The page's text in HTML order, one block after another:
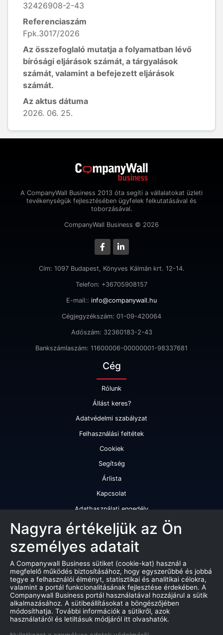
32426908-2-43
Referenciaszám
Fpk.3017/2026
Az összefoglaló mutatja a folyamatban lévő
bírósági eljárások számát, a tárgyalások
számát, valamint a befejezett eljárások
számát.
Az aktus dátuma
2026. 06. 25.
A CompanyWall Business 2013 óta segíti a vállalatokat üzleti
tevékenységük fejlesztésében ügyfelek felkutatásával és
toborzásával.
CompanyWall Business © 2026
Cím: 1097 Budapest, Könyves Kálmán krt. 12-14.
Telefon: +36705908157
E-mail:: info@companywall.hu
Cégjegyzékszám: 01-09-420064
Adószám: 32360183-2-43
Bankszámlaszám: 11600006-00000001-98337681
Cég
Rólunk
Állást keres?
Adatvédelmi szabályzat
Felhasználási feltétek
Cookiek
Segítség
Árlista
Kapcsolat
Adathasználati engedély
Szolgáltatásaink
Cégminősítés
Cégminősítési riport
Kiváló cégminősítési tanúsítvány
Termékek
Companywall Business - Adattovábbítási szerződés
Nagyra értékeljük az Ön
személyes adatait
A Companywall Business sütiket (cookie-kat) használ a
megfelelő működés biztosításához, hogy egyszerűbbé és jobbá
tegye a felhasználói élményt, statisztikai és analitikai célokra,
valamint a portál funkcionalitásának fejlesztése érdekében. A
Companywall Business portál használatával hozzájárul a sütik
alkalmazásához. A sütibeállításokat a böngészőjében
módosíthatja. További információk a sütikről, azok
használatáról és letiltásuk módjáról itt olvashatók.